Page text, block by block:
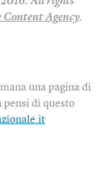
Agency.
una pagina di
pensi di questo